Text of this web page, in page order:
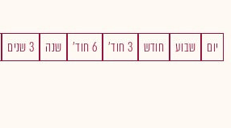
יום שבוע חודש 3 חוד' 6 חוד' שנה 3 שנים